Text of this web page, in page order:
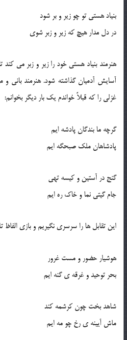
بنیاد هستی تو چو زیر و بر شود
در دل مدار هیچ که زیر و زبر شوی
هنرمند بنیاد هستی خود را زیر و زبر می
آسایش آدمیان گذاشته شود. هنرمند
غزلی را که قبلاً خواندم یک بار دیگر بخوانم:
گرچه ما بندگان پادشه ایم
پادشاهان ملک صبحگه ایم
گنج در آستین و کیسه تهی
جام گیتی نما و خاک ره ایم
این تقابل ها را سرسری نگیریم و بازی الفاظ
هوشیار حضور و مست غرور
بحر توحید و غرقه ی گنه ایم
شاهد بخت چون کرشمه کند
ماش آیینه ی رخ چو مه ایم